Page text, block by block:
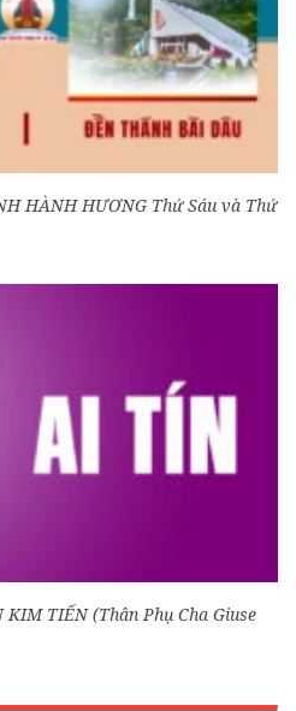
HÀNH HƯƠNG Thứ Sáu và Thứ
TIẾN (Thân Phụ Cha Giuse